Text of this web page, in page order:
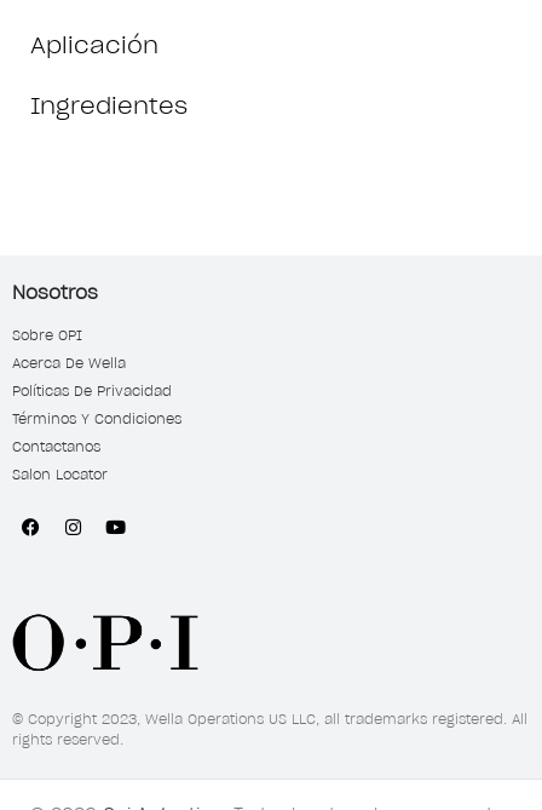
Aplicación
Ingredientes
Nosotros
Sobre OPI
Acerca De Wella
Políticas De Privacidad
Términos Y Condiciones
Contactanos
Salon Locator
© Copyright 2023, Wella Operations US LLC, all trademarks registered. All
rights reserved.